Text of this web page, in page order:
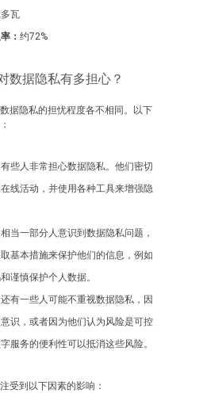
瓦
： 约72%
数据隐私有多担心？
据隐私的担忧程度各不相同。以下
有些人非常担心数据隐私。他们密切
线活动，并使用各种工具来增强隐
相当一部分人意识到数据隐私问题，
基本措施来保护他们的信息，例如
谨慎保护个人数据。
还有一些人可能不重视数据隐私，因
识，或者因为他们认为风险是可控
服务的便利性可以抵消这些风险。
受到以下因素的影响：